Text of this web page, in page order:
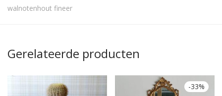
walnotenhout fineer
Gerelateerde producten
-33%